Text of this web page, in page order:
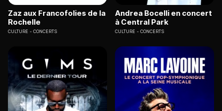
Zaz aux Francofolies de la
Rochelle
CULTURE CONCERTS
Andrea Bocelli en concert
à Central Park
CULTURE CONCERTS